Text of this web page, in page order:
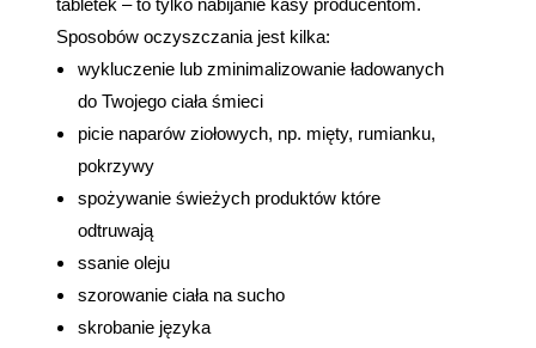
tabletek – to tylko nabijanie kasy producentom.
Sposobów oczyszczania jest kilka:
wykluczenie lub zminimalizowanie ładowanych
do Twojego ciała śmieci
picie naparów ziołowych, np. mięty, rumianku,
pokrzywy
spożywanie świeżych produktów które
odtruwają
ssanie oleju
szorowanie ciała na sucho
skrobanie języka